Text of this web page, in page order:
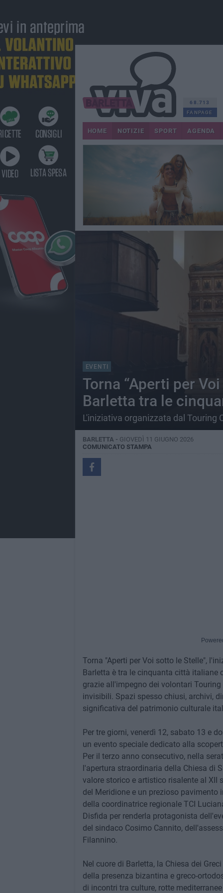
68.713
FANPAGE
HOME NOTIZIE SPORT AGENDA
EVENTI
Torna “Aperti per
Barletta tra le
L'iniziativa organizzata dal Touring
BARLETTA - GIOVEDÌ 11 GIUGNO 2026
COMUNICATO STAMPA
Torna "Aperti per Voi sotto le Stelle",
Barletta è tra le cinquanta città italiane
grazie all'impegno dei volontari
invisibili. Spazi spesso chiusi, archivi,
significativa del patrimonio culturale
Per tre giorni, venerdì 12, sabato 13 e
un evento speciale dedicato alla
Per il terzo anno consecutivo, nella
l'apertura straordinaria della Chiesa di
valore storico e artistico risalente al XII
del Meridione e un prezioso pavimento
della coordinatrice regionale TCI
Disfida per renderla protagonista
del sindaco Cosimo Cannito,
Filannino.
Nel cuore di Barletta, la Chiesa dei
della presenza bizantina e greco-
di incontri tra culture, rotte